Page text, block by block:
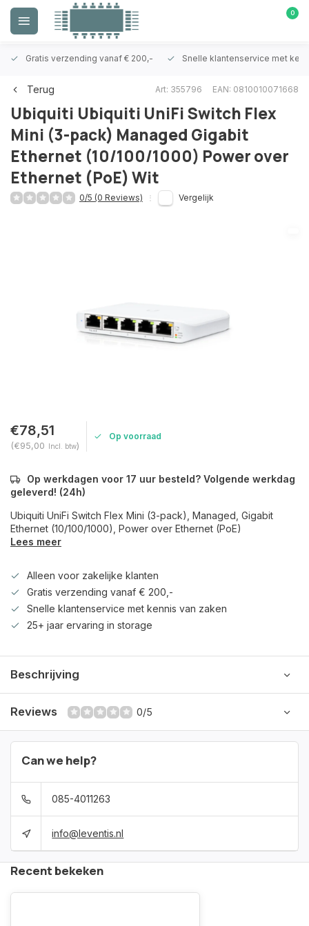
0
Gratis verzending vanaf € 200,- Snelle klantenservice met
Terug Art: 355796 EAN: 0810010071668
Ubiquiti Ubiquiti UniFi Switch Flex
Mini (3-pack) Managed Gigabit
Ethernet (10/100/1000) Power over
Ethernet (PoE) Wit
0/5 (0 Reviews) Vergelijk
€78,51
(€95,00 Incl. btw)
Op voorraad
Op werkdagen voor 17 uur besteld? Volgende werkdag
geleverd! (24h)
Ubiquiti UniFi Switch Flex Mini (3-pack), Managed, Gigabit
Ethernet (10/100/1000), Power over Ethernet (PoE)
Lees meer
Alleen voor zakelijke klanten
Gratis verzending vanaf € 200,-
Snelle klantenservice met kennis van zaken
25+ jaar ervaring in storage
Beschrijving
Reviews 0/5
Can we help?
085-4011263
info@leventis.nl
Recent bekeken